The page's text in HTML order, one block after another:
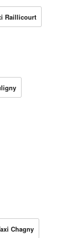
Raillicourt
Chagny